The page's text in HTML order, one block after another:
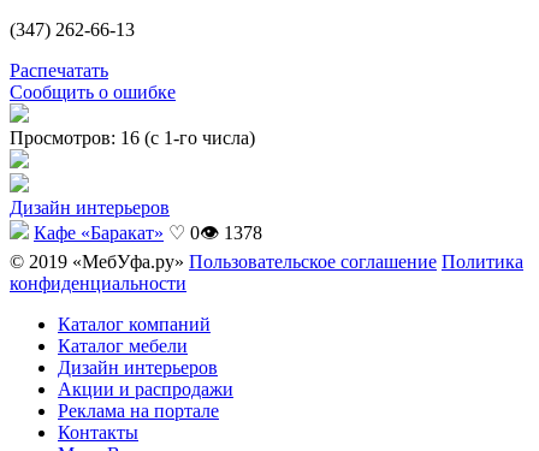
(347) 262-66-13
Распечатать
Сообщить о ошибке
Просмотров: 16 (с 1-го числа)
Дизайн интерьеров
Кафе «Баракат» ♡ 0👁 1378
© 2019 «МебУфа.ру» Пользовательское соглашение Политика
конфиденциальности
Каталог компаний
Каталог мебели
Дизайн интерьеров
Акции и распродажи
Реклама на портале
Контакты